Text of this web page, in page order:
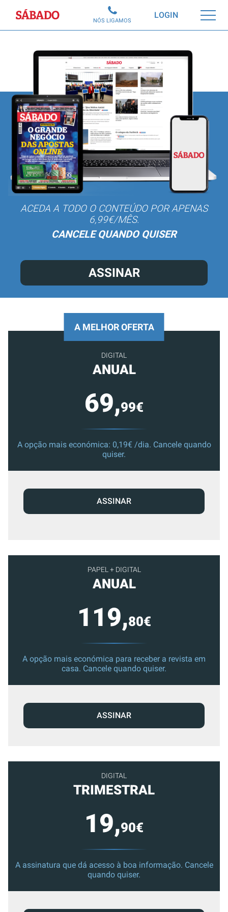
Sábado LOGIN
NÓS LIGAMOS
ACEDA A TODO O CONTEÚDO POR APENAS
6,99€/MÊS.
CANCELE QUANDO QUISER
ASSINAR
PAPEL + DIGITAL
ANUAL
119,80€
A opção mais económica para receber a revista em
casa. Cancele quando quiser.
ASSINAR
DIGITAL
TRIMESTRAL
19,90€
A assinatura que dá acesso à boa informação. Cancele
quando quiser.
A MELHOR OFERTA
DIGITAL
ANUAL
69,99€
A opção mais económica: 0,19€ /dia. Cancele quando
quiser.
ASSINAR